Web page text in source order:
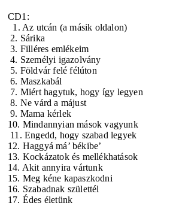
CD1:
1. Az utcán (a másik oldalon)
2. Sárika
3. Filléres emlékeim
4. Személyi igazolvány
5. Földvár felé félúton
6. Maszkabál
7. Miért hagytuk, hogy így legyen
8. Ne várd a májust
9. Mama kérlek
10. Mindannyian mások vagyunk
11. Engedd, hogy szabad legyek
12. Haggyá má’ békibe’
13. Kockázatok és mellékhatások
14. Akit annyira vártunk
15. Meg kéne kapaszkodni
16. Szabadnak születtél
17. Édes életünk